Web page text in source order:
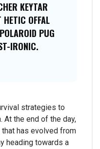
KEYTAR
HETIC OFFAL
PUG
IRONIC.
strategies to
At the end of the day,
has evolved from
heading towards a